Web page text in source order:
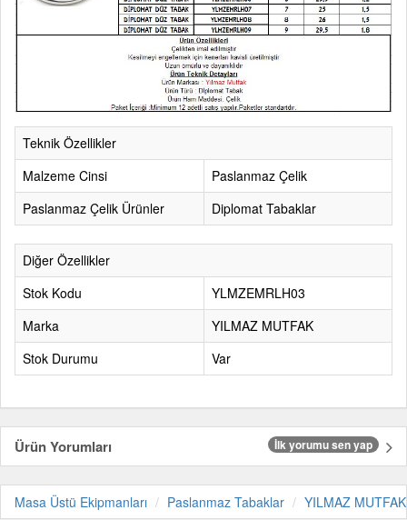
Teknik Özellikler
Malzeme Cinsi
Paslanmaz Çelik
Paslanmaz Çelik Ürünler
Diplomat Tabaklar
Diğer Özellikler
Stok Kodu
YLMZEMRLH03
Marka
YILMAZ MUTFAK
Stok Durumu
Var
Ürün Yorumları İlk yorumu sen yap
Masa Üstü Ekipmanları Paslanmaz Tabaklar YILMAZ MUTFAK